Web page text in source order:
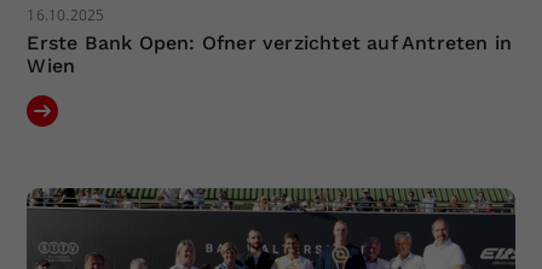
16.10.2025
Erste Bank Open: Ofner verzichtet auf Antreten in
Wien